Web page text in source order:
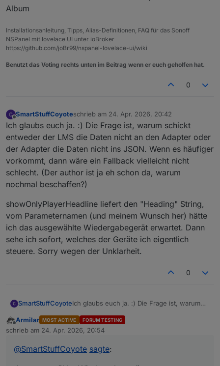
Album
Installationsanleitung, Tipps, Alias-Definitionen, FAQ für das Sonoff
NSPanel mit lovelace UI unter ioBroker
https://github.com/joBr99/nspanel-lovelace-ui/wiki
Benutzt das Voting rechts unten im Beitrag wenn er euch geholfen hat.
0
Offline
SmartStuffCoyoteschrieb am 24. Apr. 2026, 20:42
zuletzt editiert von
Ich glaubs euch ja. :) Die Frage ist, warum schickt
entweder der LMS die Daten nicht an den Adapter oder
der Adapter die Daten nicht ins JSON. Wenn es häufiger
vorkommt, dann wäre ein Fallback vielleicht nicht
schlecht. (Der author ist ja eh schon da, warum
nochmal beschaffen?)
showOnlyPlayerHeadline liefert den "Heading" String,
vom Parameternamen (und meinem Wunsch her) hätte
ich das ausgewählte Wiedergabegerät erwartet. Dann
sehe ich sofort, welches der Geräte ich eigentlich
steuere. Sorry wegen der Unklarheit.
0
SmartStuffCoyoteIch glaubs euch ja. :) Die Frage ist, warum
den Adapter oder der Adapter die Daten
nicht ins JSON. Wenn es häufiger vorkommt,
schlecht. (Der author ist ja eh schon da,
showOnlyPlayerHeadline liefert den
"Heading" String, vom Parameternamen (und
ausgewählte Wiedergabegerät erwartet.
Offline
Armilar MOST ACTIVE FORUM TESTING
schrieb am 24. Apr. 2026, 20:54
zuletzt editiert von
@SmartStuffCoyote sagte: